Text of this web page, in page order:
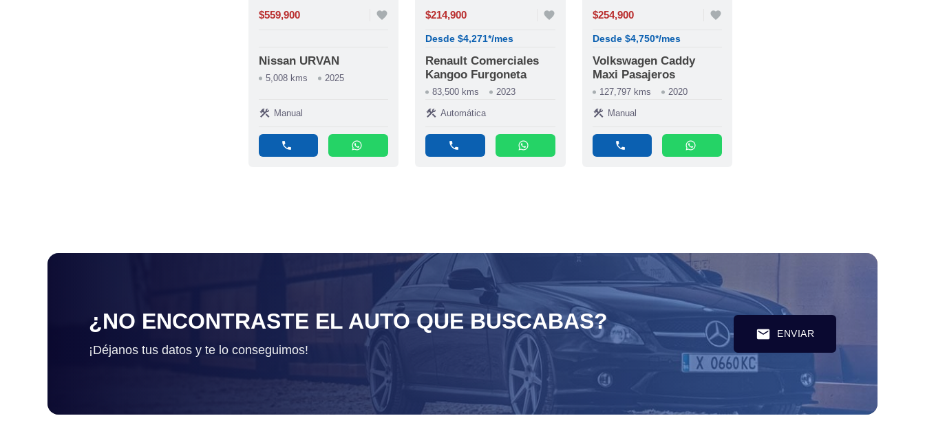
$559,900 favorite
Nissan URVAN
5,008 kms 2025
construction Manual
phone whatsapp
$214,900 favorite
Desde $4,271*/mes
Renault Comerciales
Kangoo Furgoneta
83,500 kms 2023
construction Automática
phone whatsapp
$254,900 favorite
Desde $4,750*/mes
Volkswagen Caddy
Maxi Pasajeros
127,797 kms 2020
construction Manual
phone whatsapp
¿NO ENCONTRASTE EL AUTO QUE BUSCABAS?
¡Déjanos tus datos y te lo conseguimos!
mail ENVIAR